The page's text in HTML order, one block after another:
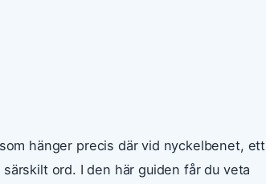
hänger precis där vid nyckelbenet, ett
ord. I den här guiden får du veta